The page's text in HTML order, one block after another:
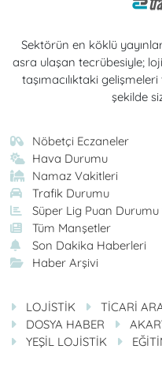
Sektörün en köklü
asra ulaşan tecrübesiyle;
taşımacılıktaki
şekilde
Nöbetçi Eczaneler
Hava Durumu
Namaz Vakitleri
Trafik Durumu
Süper Lig Puan
Tüm Manşetler
Son Dakika Haberleri
Haber Arşivi
LOJİSTİK TİCARİ
DOSYA HABER
YEŞİL LOJİSTİK